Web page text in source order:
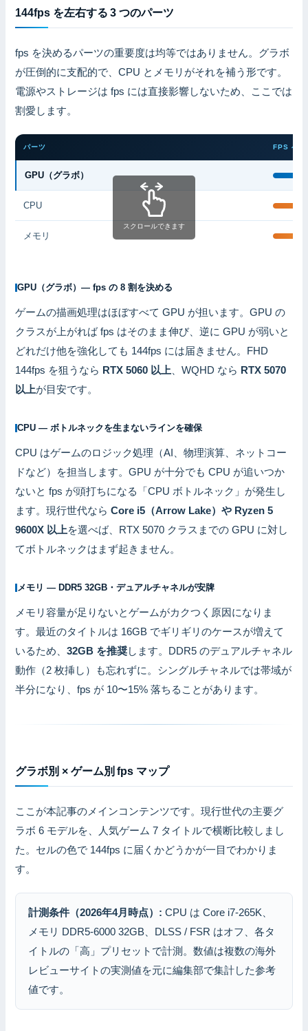
144fps を左右する 3 つのパーツ
fps を決めるパーツの重要度は均等ではありません。グラボ
が圧倒的に支配的で、CPU とメモリがそれを補う形です。
電源やストレージは fps には直接影響しないため、ここでは
割愛します。
パーツ FPS への
GPU（グラボ）
CPU
メモリ
スクロールできます
GPU（グラボ）— fps の 8 割を決める
ゲームの描画処理はほぼすべて GPU が担います。GPU の
クラスが上がれば fps はそのまま伸び、逆に GPU が弱いと
どれだけ他を強化しても 144fps には届きません。FHD
144fps を狙うなら RTX 5060 以上 、WQHD なら RTX 5070
以上が目安です。
CPU — ボトルネックを生まないラインを確保
CPU はゲームのロジック処理（AI、物理演算、ネットコー
ドなど）を担当します。GPU が十分でも CPU が追いつか
ないと fps が頭打ちになる「CPU ボトルネック」が発生し
ます。現行世代ならCore i5（Arrow Lake）や Ryzen 5
9600X 以上を選べば、RTX 5070 クラスまでの GPU に対し
てボトルネックはまず起きません。
メモリ — DDR5 32GB・デュアルチャネルが安牌
メモリ容量が足りないとゲームがカクつく原因になりま
す。最近のタイトルは 16GB でギリギリのケースが増えて
いるため、32GB を推奨します。DDR5 のデュアルチャネル
動作（2 枚挿し）も忘れずに。シングルチャネルでは帯域が
半分になり、fps が 10〜15% 落ちることがあります。
グラボ別 × ゲーム別 fps マップ
ここが本記事のメインコンテンツです。現行世代の主要グ
ラボ 6 モデルを、人気ゲーム 7 タイトルで横断比較しまし
た。セルの色で 144fps に届くかどうかが一目でわかりま
す。
計測条件（2026年4月時点）: CPU は Core i7-265K、
メモリ DDR5-6000 32GB、DLSS / FSR はオフ、各タ
イトルの「高」プリセットで計測。数値は複数の海外
レビューサイトの実測値を元に編集部で集計した参考
値です。